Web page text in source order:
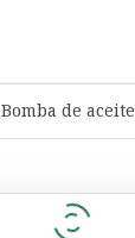
Bomba de aceite